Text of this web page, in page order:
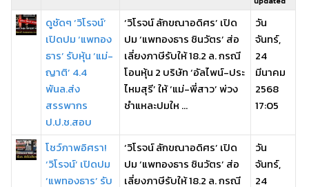
ดูชัดๆ ‘วิโรจน์’
เปิดปม ‘แพทอง
ธาร’ รับหุ้น ‘แม่-
ญาติ’ 4.4
พันล.ส่ง
สรรพากร
ป.ป.ช.สอบ
‘วิโรจน์ ลักขณาอดิศร’ เปิด
ปม ‘แพทองธาร ชินวัตร’ ส่อ
เลี่ยงภาษีรับให้ 18.2 ล. กรณี
โอนหุ้น 2 บริษัท ‘อัลไพน์-ประ
ไหมสุรี’ ให้ ‘แม่-พี่สาว’ พ่วง
ชำแหละปมให ...
วัน
จันทร์,
24
มีนาคม
2568
17:05
โชว์ภาพอิศรา!
‘วิโรจน์’ เปิดปม
‘แพทองธาร’ รับ
‘วิโรจน์ ลักขณาอดิศร’ เปิด
ปม ‘แพทองธาร ชินวัตร’ ส่อ
เลี่ยงภาษีรับให้ 18.2 ล. กรณี
วัน
จันทร์,
24